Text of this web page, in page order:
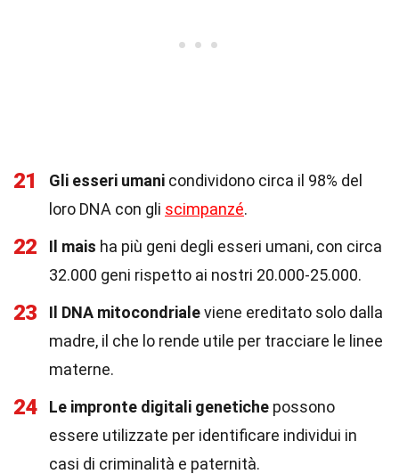
21 Gli esseri umani condividono circa il 98% del
loro DNA con gli scimpanzé.
22 Il mais ha più geni degli esseri umani, con circa
32.000 geni rispetto ai nostri 20.000-25.000.
23 Il DNA mitocondrialeviene ereditato solo dalla
madre, il che lo rende utile per tracciare le linee
materne.
24 Le impronte digitali genetiche possono
essere utilizzate per identificare individui in
casi di criminalità e paternità.